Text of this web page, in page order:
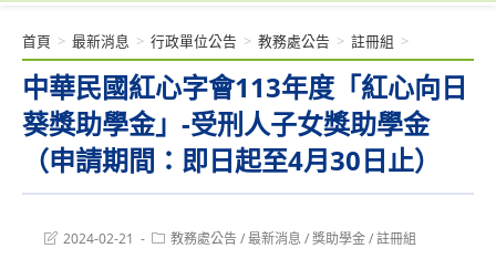
中華民國紅心字會113年度「紅心向日
葵獎助學金」-受刑人子女獎助學金
（申請期間：即日起至4月30日止）
首頁 > 最新消息 > 行政單位公告 > 教務處公告 > 註冊組 >
Post2024-02-21
Post教務處公告/最新消息 /獎助學金/註冊組